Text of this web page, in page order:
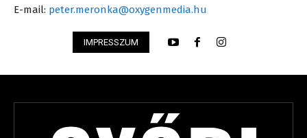
E-mail: peter.meronka@oxygenmedia.hu
IMPRESSZUM